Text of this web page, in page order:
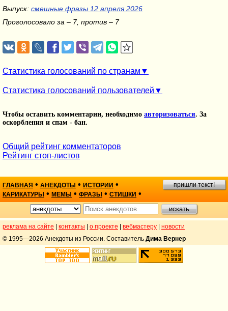
Выпуск: смешные фразы 12 апреля 2026
Проголосовало за – 7, против – 7
Статистика голосований по странам
Статистика голосований пользователей
Чтобы оставить комментарии, необходимо авторизоваться. За
оскорбления и спам - бан.
Общий рейтинг комментаторов
Рейтинг стоп-листов
ГЛАВНАЯ • АНЕКДОТЫ • ИСТОРИИ •
КАРИКАТУРЫ • МЕМЫ • ФРАЗЫ • СТИШКИ •
пришли текст!
реклама на сайте контакты о проекте вебмастеру
новости
© 1995—2026 Анекдоты из России. Составитель Дима Вернер